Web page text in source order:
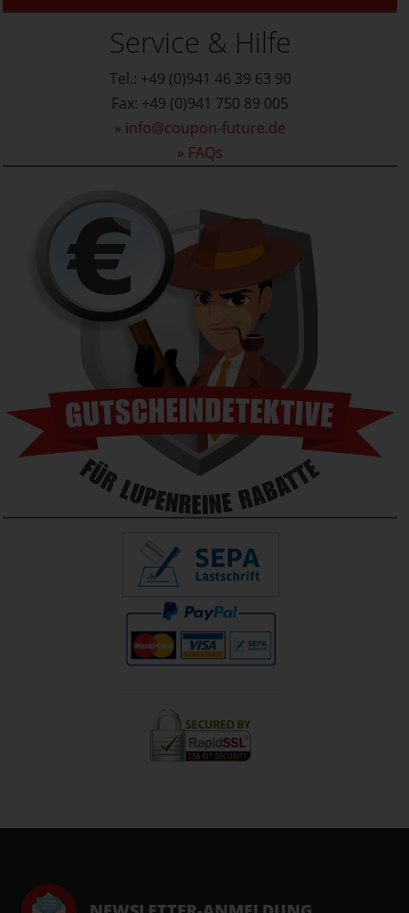
Service & Hilfe
Tel.: +49 (0)941 46 39 63 90
Fax: +49 (0)941 750 89 005
» info@coupon-future.de
» FAQs